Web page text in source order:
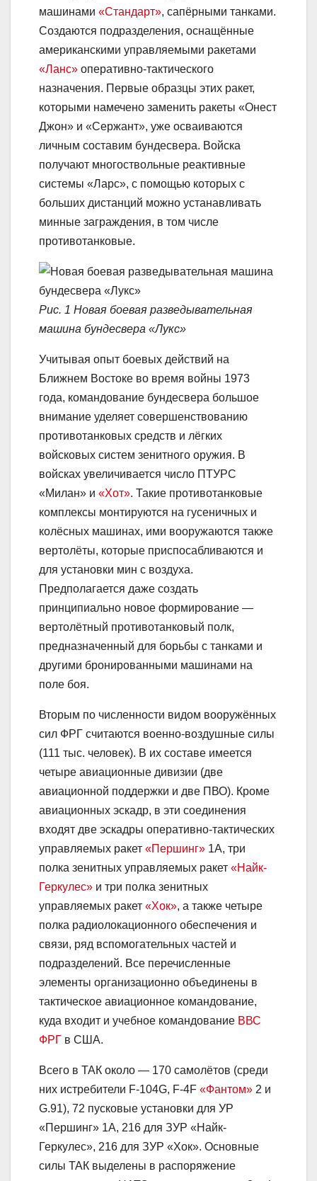
машинами «Стандарт», сапёрными танками.
Создаются подразделения, оснащённые
американскими управляемыми ракетами
«Ланс» оперативно-тактического
назначения. Первые образцы этих ракет,
которыми намечено заменить ракеты «Онест
Джон» и «Сержант», уже осваиваются
личным составим бундесвера. Войска
получают многоствольные реактивные
системы «Ларс», с помощью которых с
больших дистанций можно устанавливать
минные заграждения, в том числе
противотанковые.
Рис. 1 Новая боевая разведывательная
машина бундесвера «Лукс»
Учитывая опыт боевых действий на
Ближнем Востоке во время войны 1973
года, командование бундесвера большое
внимание уделяет совершенствованию
противотанковых средств и лёгких
войсковых систем зенитного оружия. В
войсках увеличивается число ПТУРС
«Милан» и «Хот». Такие противотанковые
комплексы монтируются на гусеничных и
колёсных машинах, ими вооружаются также
вертолёты, которые приспосабливаются и
для установки мин с воздуха.
Предполагается даже создать
принципиально новое формирование —
вертолётный противотанковый полк,
предназначенный для борьбы с танками и
другими бронированными машинами на
поле боя.
Вторым по численности видом вооружённых
сил ФРГ считаются военно-воздушные силы
(111 тыс. человек). В их составе имеется
четыре авиационные дивизии (две
авиационной поддержки и две ПВО). Кроме
авиационных эскадр, в эти соединения
входят две эскадры оперативно-тактических
управляемых ракет «Першинг» 1А, три
полка зенитных управляемых ракет «Найк-
Геркулес» и три полка зенитных
управляемых ракет «Хок», а также четыре
полка радиолокационного обеспечения и
связи, ряд вспомогательных частей и
подразделений. Все перечисленные
элементы организационно объединены в
тактическое авиационное командование,
куда входит и учебное командование ВВС
ФРГ в США.
Всего в ТАК около — 170 самолётов (среди
них истребители F-104G, F-4F «Фантом» 2 и
G.91), 72 пусковые установки для УР
«Першинг» 1А, 216 для ЗУР «Найк-
Геркулес», 216 для ЗУР «Хок». Основные
силы ТАК выделены в распоряжение